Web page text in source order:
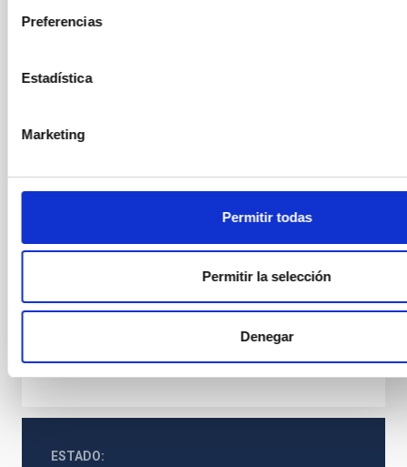
Preferencias
Estadística
Marketing
Permitir todas
Permitir la selección
Denegar
Instituto de Astrofísica de Canarias (IAC)
Ms. María Jesús Martínez González
Instituto de Astrofísica de Canarias (IAC)
Científico/a Titular OPIS
Instituto de Astrofísica de Canarias (IAC)
Investigador/a PD Ramón y Cajal
ESTADO